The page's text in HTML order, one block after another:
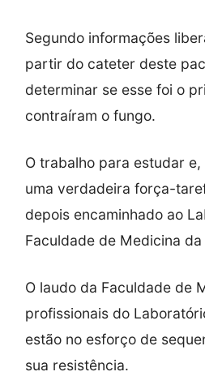
Segundo informações
partir do cateter deste
determinar se esse foi o
contraíram o fungo.
O trabalho para estudar
uma verdadeira força-
depois encaminhado ao
Faculdade de Medicina
O laudo da Faculdade de
profissionais do
estão no esforço de
sua resistência.